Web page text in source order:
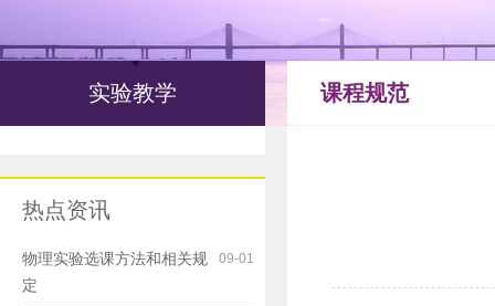
实验教学
热点资讯
09-01
物理实验选课方法和相关规
定
课程规范